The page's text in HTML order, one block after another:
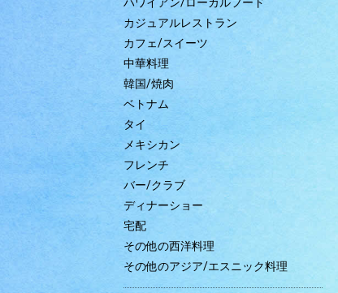
ハワイアン/ローカルフード
カジュアルレストラン
カフェ/スイーツ
中華料理
韓国/焼肉
ベトナム
タイ
メキシカン
フレンチ
バー/クラブ
ディナーショー
宅配
その他の西洋料理
その他のアジア/エスニック料理